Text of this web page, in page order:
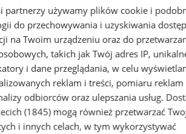
partnerzy używamy plików cookie i
do przechowywania i uzyskiwania
na Twoim urządzeniu oraz do
takich jak Twój adres IP,
i dane przeglądania, w celu
reklam i treści, pomiaru reklam
odbiorców oraz ulepszania usług.
(1845)mogą również przetwarzać
i innych celach, w tym wykorzystywać